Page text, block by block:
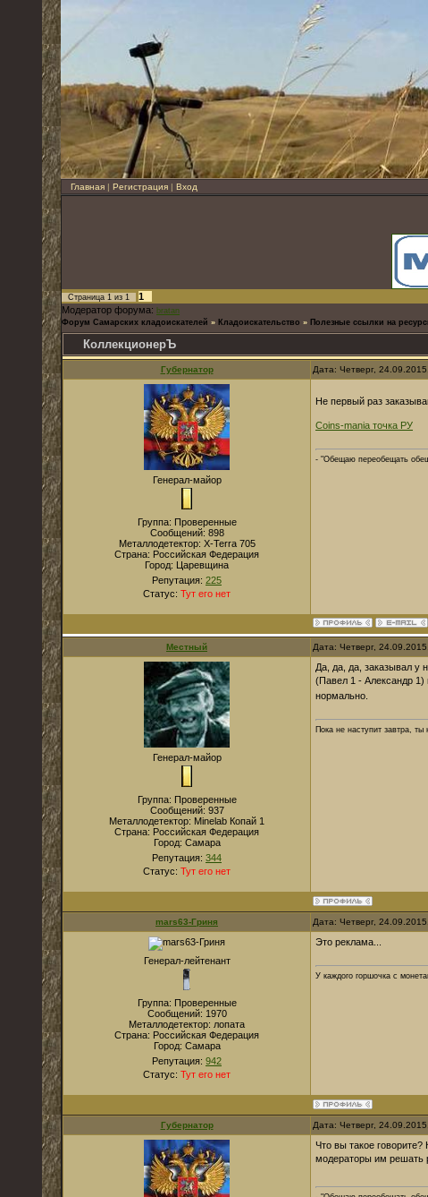
Главная | Регистрация | Вход
Страница 1 из 1
1
Модератор форума: bratan
Форум Самарских кладоискателей » Кладоискательство » Полезные ссылки на
КоллекционерЪ
Губернатор Дата: Четверг,
Генерал-майор
Группа: Проверенные
Сообщений: 898
Металлодетектор: X-Terra 705
Страна: Российская Федерация
Город: Царевщина
Репутация: 225
Статус: Тут его нет
Не первый раз
Coins-mania точка РУ
- "Обещаю переобещать
Местный Дата: Четверг,
Генерал-майор
Группа: Проверенные
Сообщений: 937
Металлодетектор: Мinelab Копай 1
Страна: Российская Федерация
Город: Самара
Репутация: 344
Статус: Тут его нет
Да, да, да, заказывал у
(Павел 1 - Александр 1)
нормально.
Пока не наступит завтра,
mars63-Гриня Дата: Четверг,
Генерал-лейтенант
Группа: Проверенные
Сообщений: 1970
Металлодетектор: лопата
Страна: Российская Федерация
Город: Самара
Репутация: 942
Статус: Тут его нет
Это реклама...
У каждого горшочка с
Губернатор Дата: Четверг,
Что вы такое
модераторы им решать